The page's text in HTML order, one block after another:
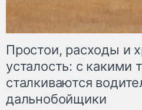
Простои, расходы и
усталость: с какими
сталкиваются
дальнобойщики